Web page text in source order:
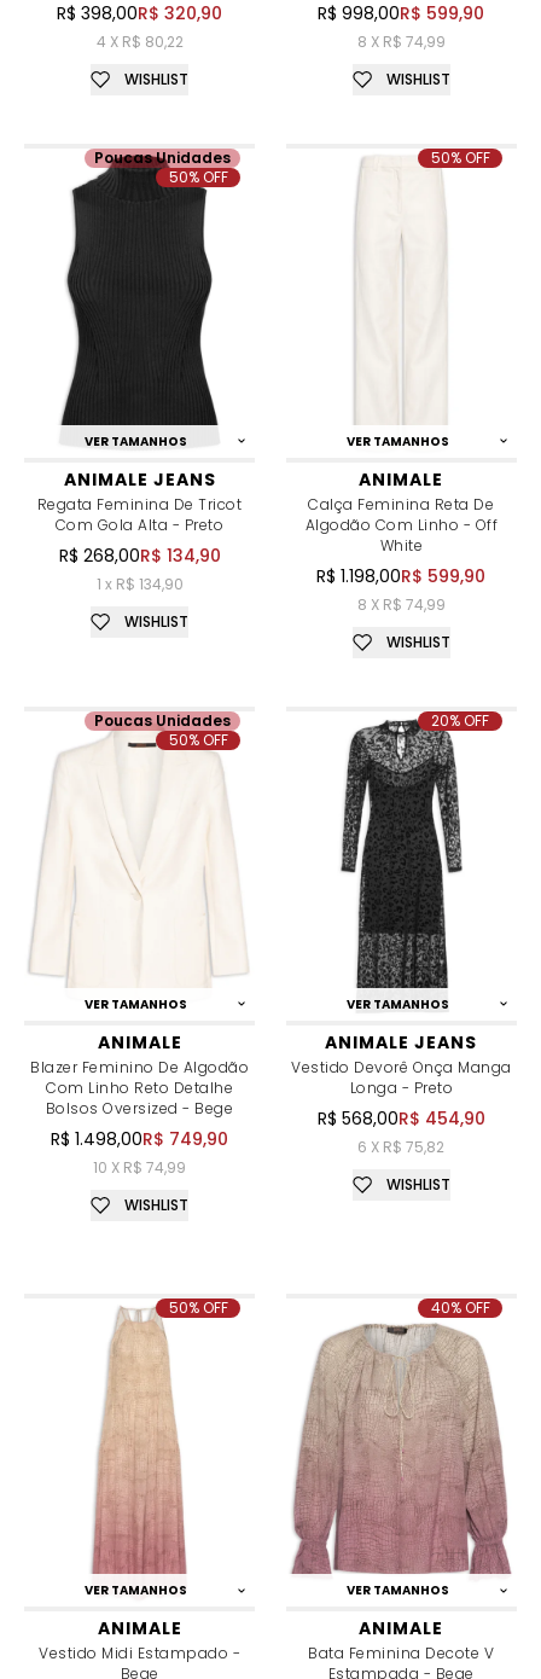
R$ 398,00R$ 320,90
4 X R$ 80,22
WISHLIST
R$ 998,00R$ 599,90
8 X R$ 74,99
WISHLIST
VER TAMANHOS
ANIMALE JEANS
Regata Feminina De Tricot
Com Gola Alta - Preto
R$ 268,00R$ 134,90
1 x R$ 134,90
Poucas Unidades
50% OFF
WISHLIST
VER TAMANHOS
ANIMALE
Calça Feminina Reta De
Algodão Com Linho - Off
White
R$ 1.198,00R$ 599,90
8 X R$ 74,99
50% OFF
WISHLIST
VER TAMANHOS
ANIMALE
Blazer Feminino De Algodão
Com Linho Reto Detalhe
Bolsos Oversized - Bege
R$ 1.498,00R$ 749,90
10 X R$ 74,99
Poucas Unidades
50% OFF
WISHLIST
VER TAMANHOS
ANIMALE JEANS
Vestido Devorê Onça Manga
Longa - Preto
R$ 568,00R$ 454,90
6 X R$ 75,82
20% OFF
WISHLIST
VER TAMANHOS
ANIMALE
Vestido Midi Estampado -
Bege
50% OFF
VER TAMANHOS
ANIMALE
Bata Feminina Decote V
Estampada - Bege
40% OFF